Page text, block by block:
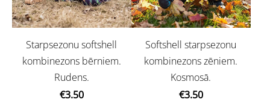
Starpsezonu softshell
kombinezons bērniem.
Rudens.
€3.50
Softshell starpsezonu
kombinezons zēniem.
Kosmosā.
€3.50